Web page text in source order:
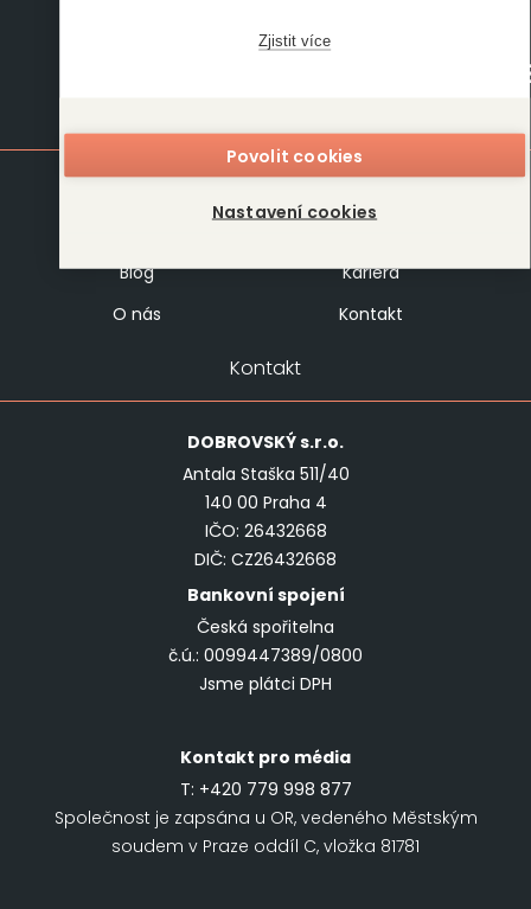
Zjistit více
Povolit cookies
Nastavení cookies
Blog
Kariéra
O nás
Kontakt
Kontakt
DOBROVSKÝs.r.o.
Antala Staška 511/40
140 00 Praha 4
IČO: 26432668
DIČ: CZ26432668
Bankovní spojení
Česká spořitelna
č.ú.: 0099447389/0800
Jsme plátci DPH
Kontakt pro média
T: +420 779 998 877
Společnost je zapsána u OR, vedeného Městským
soudem v Praze oddíl C, vložka 81781